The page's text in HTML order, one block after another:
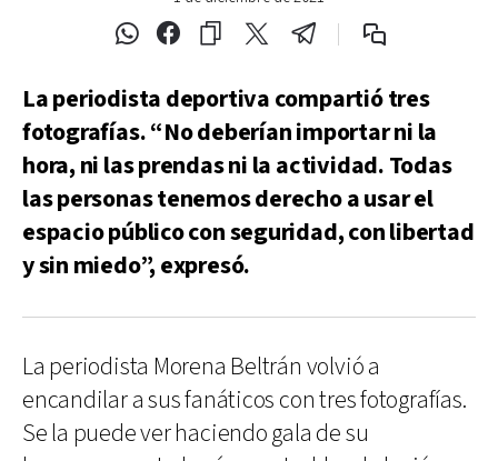
La periodista deportiva compartió tres
fotografías. “No deberían importar ni la
hora, ni las prendas ni la actividad. Todas
las personas tenemos derecho a usar el
espacio público con seguridad, con libertad
y sin miedo”, expresó.
La periodista Morena Beltrán volvió a
encandilar a sus fanáticos con tres fotografías.
Se la puede ver haciendo gala de su